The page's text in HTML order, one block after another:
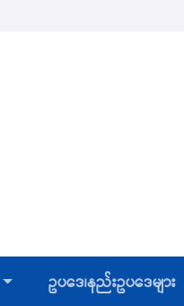
ဥပဒေ၊နည်းဥပဒေများ